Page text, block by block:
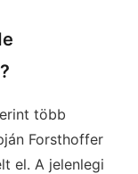
több
Forsthoffer
el. A jelenlegi